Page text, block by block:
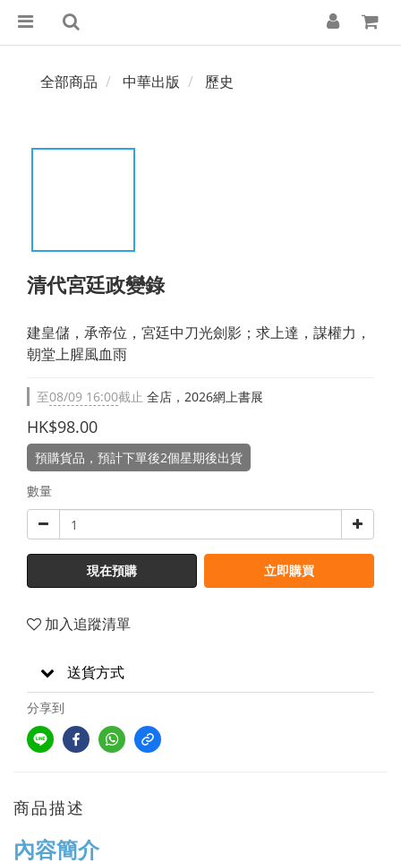
全部商品 中華出版 歷史
清代宮廷政變錄
建皇儲，承帝位，宮廷中刀光劍影；求上達，謀權力，
朝堂上腥風血雨
至08/09 16:00截止 全店，2026網上書展
HK$98.00
預購貨品，預計下單後2個星期後出貨
數量
現在預購 立即購買
加入追蹤清單
送貨方式
分享到
商品描述
內容簡介